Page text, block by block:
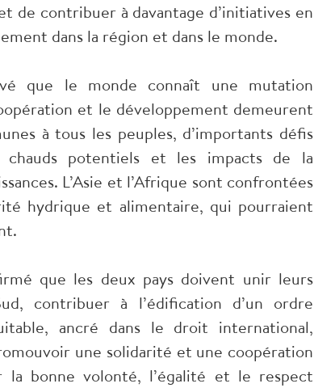
de contribuer à davantage d’initiatives en
dans la région et dans le monde.
que le monde connaît une mutation
et le développement demeurent
à tous les peuples, d’importants défis
potentiels et les impacts de la
L’Asie et l’Afrique sont confrontées
hydrique et alimentaire, qui pourraient
que les deux pays doivent unir leurs
contribuer à l’édification d’un ordre
ancré dans le droit international,
une solidarité et une coopération
la bonne volonté, l’égalité et le respect